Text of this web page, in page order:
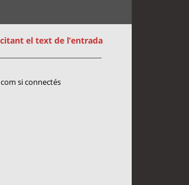
el text de l’entrada
si connectés